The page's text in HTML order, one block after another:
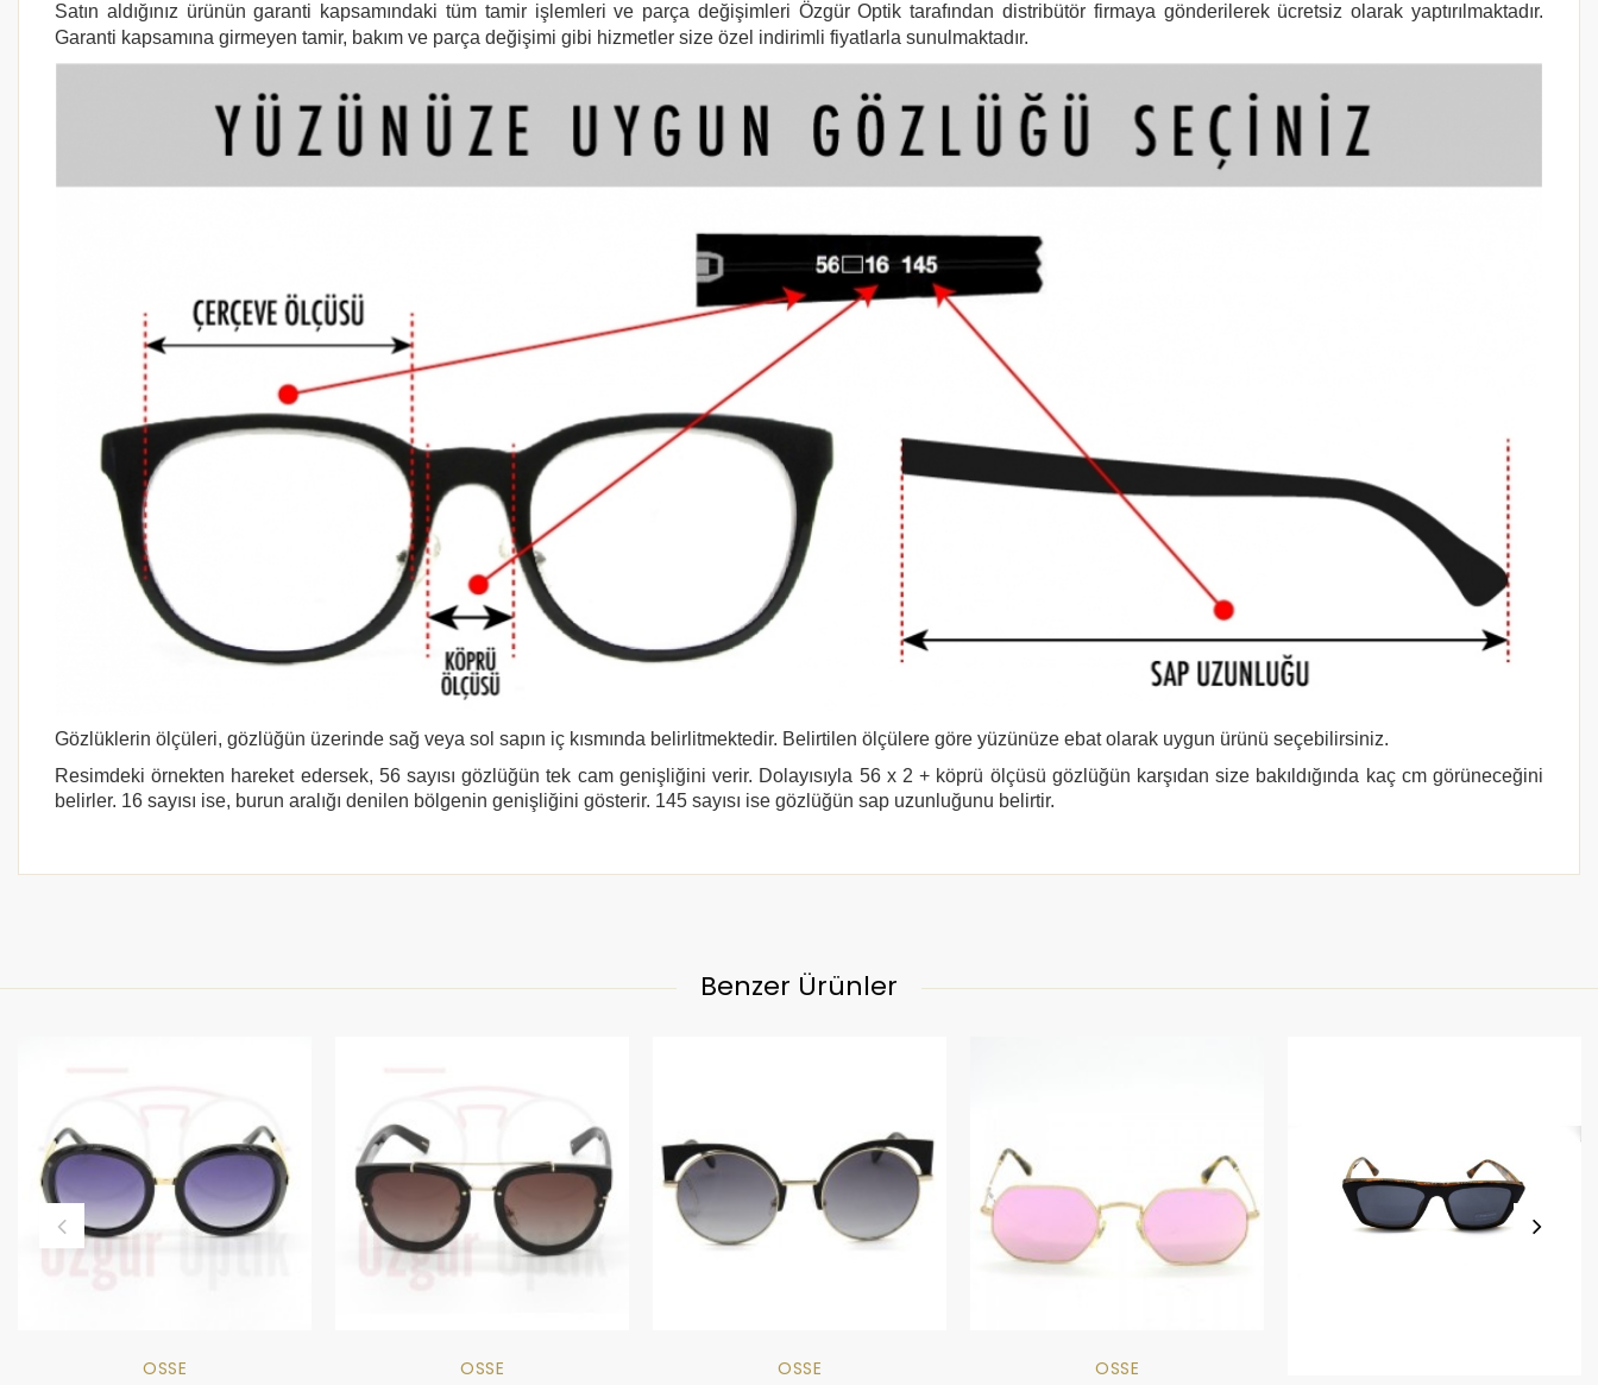
Satın aldığınız ürünün garanti kapsamındaki tüm tamir işlemleri ve parça değişimleri Özgür Optik tarafından distribütör firmaya gönderilerek ücretsiz olarak yaptırılmaktadır.
Garanti kapsamına girmeyen tamir, bakım ve parça değişimi gibi hizmetler size özel indirimli fiyatlarla sunulmaktadır.
Gözlüklerin ölçüleri, gözlüğün üzerinde sağ veya sol sapın iç kısmında belirlitmektedir. Belirtilen ölçülere göre yüzünüze ebat olarak uygun ürünü seçebilirsiniz.
Resimdeki örnekten hareket edersek, 56 sayısı gözlüğün tek cam genişliğini verir. Dolayısıyla 56 x 2 + köprü ölçüsü gözlüğün karşıdan size bakıldığında kaç cm görüneceğini
belirler. 16 sayısı ise, burun aralığı denilen bölgenin genişliğini gösterir. 145 sayısı ise gözlüğün sap uzunluğunu belirtir.
Benzer Ürünler
OSSE
OSSE
OSSE
OSSE